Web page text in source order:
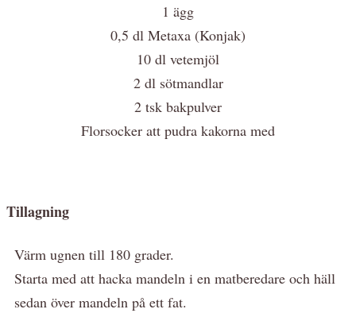
1 ägg
0,5 dl Metaxa (Konjak)
10 dl vetemjöl
2 dl sötmandlar
2 tsk bakpulver
Florsocker att pudra kakorna med
Tillagning
Värm ugnen till 180 grader.
Starta med att hacka mandeln i en matberedare och häll
sedan över mandeln på ett fat.